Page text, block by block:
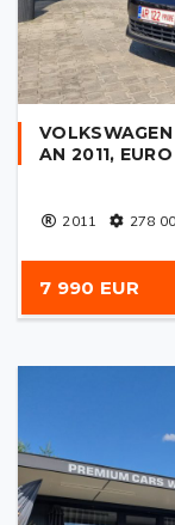
AN 2011,
2011 278
7 990 EUR